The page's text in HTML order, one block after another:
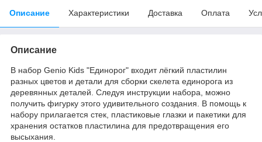
Описание Характеристики Доставка Оплата
Описание
В набор Genio Kids "Единорог" входит лёгкий пластилин
разных цветов и детали для сборки скелета единорога из
деревянных деталей. Следуя инструкции набора, можно
получить фигурку этого удивительного создания. В помощь к
набору прилагается стек, пластиковые глазки и пакетики для
хранения остатков пластилина для предотвращения его
высыхания.